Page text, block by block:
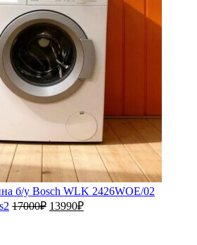
б/у Bosch WLK 2426WOE/02
17000₽ 13990₽